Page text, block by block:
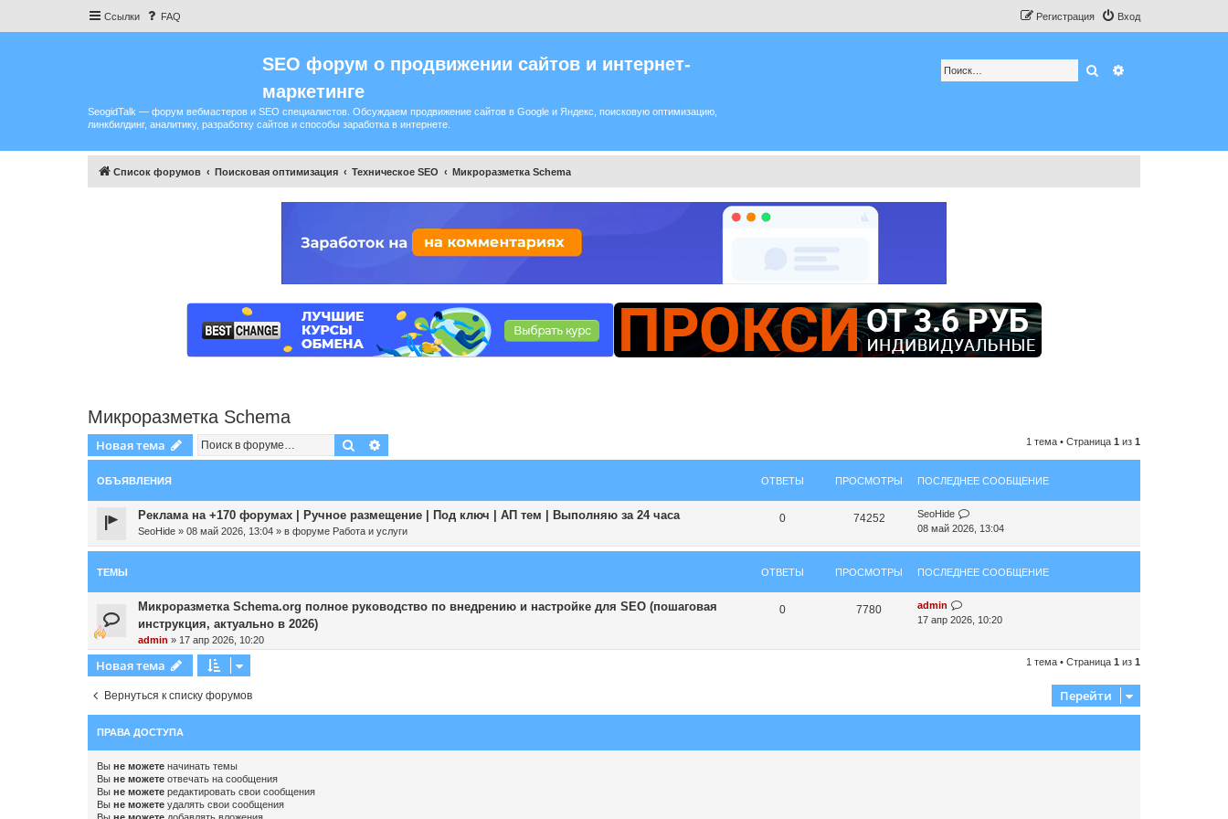
Ссылки FAQ Вход
Регистрация
SEO форум о продвижении сайтов и интернет-
маркетинге
SeogidTalk — форум вебмастеров и SEO специалистов. Обсуждаем продвижение сайтов в Google и Яндекс, поисковую оптимизацию,
линкбилдинг, аналитику, разработку сайтов и способы заработка в интернете.
Поиск
Список форумов Поисковая оптимизация Техническое SEO Микроразметка Schema
Микроразметка Schema
Новая тема Поиск 1 тема • Страница 1 из 1
ОБЪЯВЛЕНИЯ ОТВЕТЫ ПРОСМОТРЫ ПОСЛЕДНЕЕ СООБЩЕНИЕ
Реклама на +170 форумах | Ручное размещение | Под ключ | АП тем | Выполняю за 24 часа
SeoHide » 08 май 2026, 13:04 » в форуме Работа и услуги
0 74252
SeoHide
08 май 2026, 13:04
ТЕМЫ ОТВЕТЫ ПРОСМОТРЫ ПОСЛЕДНЕЕ СООБЩЕНИЕ
Микроразметка Schema.org полное руководство по внедрению и настройке для SEO (пошаговая
инструкция, актуально в 2026)
admin » 17 апр 2026, 10:20
0 7780
admin
17 апр 2026, 10:20
Новая тема 1 тема • Страница 1 из 1
Вернуться к списку форумов Перейти
ПРАВА ДОСТУПА
Вы не можете начинать темы
Вы не можете отвечать на сообщения
Вы не можете редактировать свои сообщения
Вы не можете удалять свои сообщения